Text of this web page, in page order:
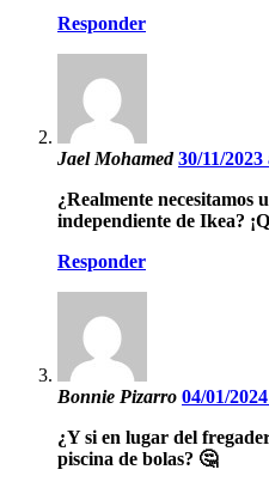
Responder
Jael Mohamed30/11/2023
¿Realmente necesitamos
independiente de Ikea?
Responder
Bonnie Pizarro 04/01/
¿Y si en lugar del
piscina de bolas? 🤔